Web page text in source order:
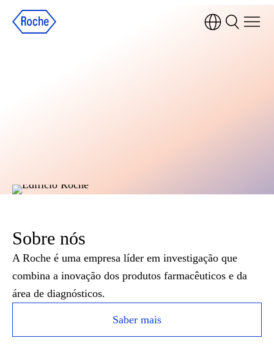
Sobre nós
A Roche é uma empresa líder em investigação que
combina a inovação dos produtos farmacêuticos e da
área de diagnósticos.
Saber mais